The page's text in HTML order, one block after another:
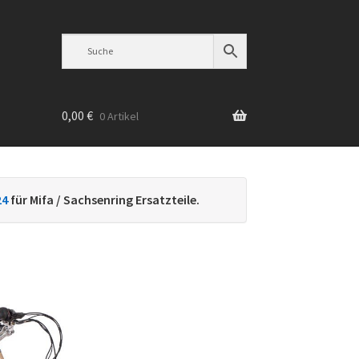
0,00 € 0 Artikel
für Mifa / Sachsenring Ersatzteile.